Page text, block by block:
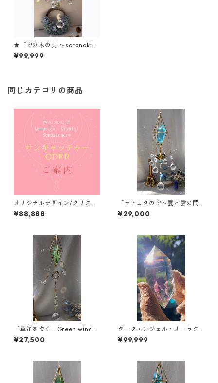
★「空の木の実 〜soranokino
mi〜」
¥99,999
同じカテゴリの商品
オリジナルデザイン/クリスタ
ルサンキャッチャー加工/ご案
内
¥88,888
「ラピュタの空〜雲と雲の間
に〜」【空の木の実 Lemuri
anCrystalSuncatcher®︎】新
¥29,000
「草笛を吹くーGreen wind
~」【空の木の実 Lemurian
CrystalSuncatcher®︎】新作
¥27,500
ダークエンジェル・オーラク
ォーツ/ダブルターミネーテッ
ド/ ⭐︎サンキャッチャー対応
¥99,999